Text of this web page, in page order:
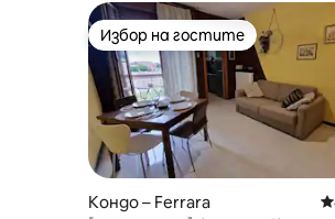
Избор на гостите
Избор на гостите
Кондо – Ferrara